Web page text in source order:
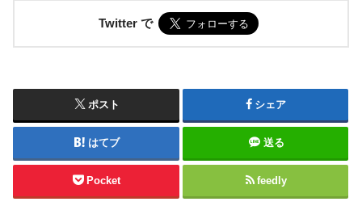
Twitter で
ポスト シェア
はてブ 送る
Pocket feedly